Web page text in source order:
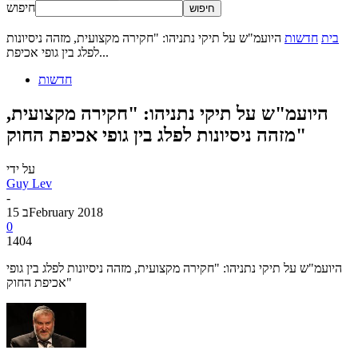
חיפוש
בית חדשות היועמ"ש על תיקי נתניהו: "חקירה מקצועית, מזהה ניסיונות
לפלג בין גופי אכיפת...
חדשות
היועמ"ש על תיקי נתניהו: "חקירה מקצועית,
מזהה ניסיונות לפלג בין גופי אכיפת החוק"
על ידי
Guy Lev
-
15 בFebruary 2018
0
1404
היועמ"ש על תיקי נתניהו: "חקירה מקצועית, מזהה ניסיונות לפלג בין גופי
אכיפת החוק"